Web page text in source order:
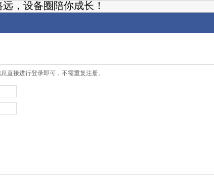
，设备圈陪你成长！
直接进行登录即可，不需重复注册。